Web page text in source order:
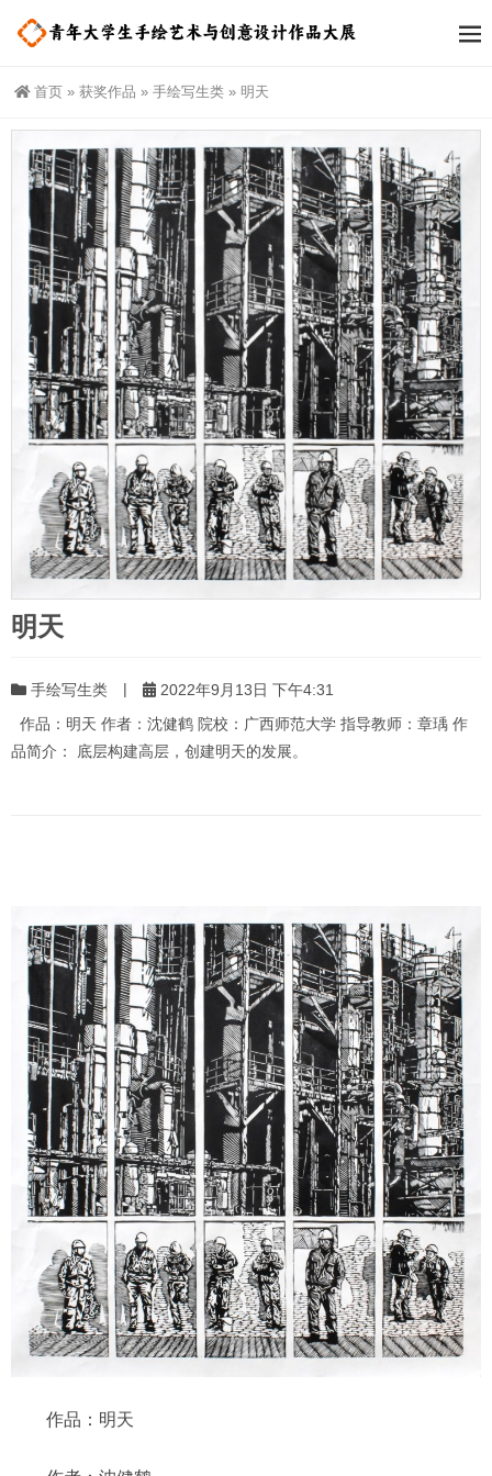
首页 » 获奖作品 » 手绘写生类 » 明天
明天
手绘写生类 |
2022年9月13日 下午4:31
作品：明天 作者：沈健鹤 院校：广西师范大学 指导教师：章瑀 作
品简介： 底层构建高层，创建明天的发展。
作品：明天